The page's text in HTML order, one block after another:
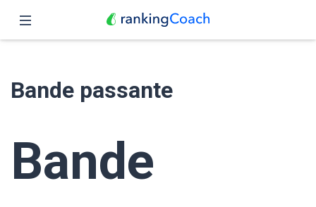
Fonctionnalités
Partenaires
Bande passante
Bande